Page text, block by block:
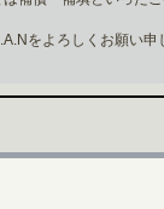
をよろしくお願い申